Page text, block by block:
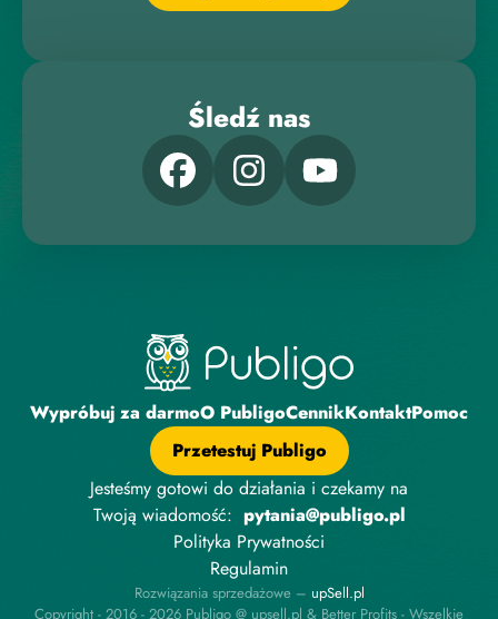
Śledź nas
Wypróbuj za darmoO PubligoCennikKontaktPomoc
Przetestuj Publigo
Jesteśmy gotowi do działania i czekamy na
Twoją wiadomość: pytania@publigo.pl
Polityka Prywatności
Regulamin
Rozwiązania sprzedażowe – upSell.pl
Copyright - 2016 - 2026 Publigo @ upsell.pl & Better Profits - Wszelkie